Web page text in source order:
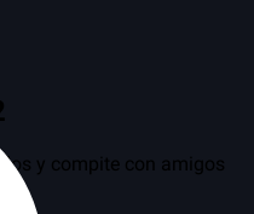
y compite con amigos